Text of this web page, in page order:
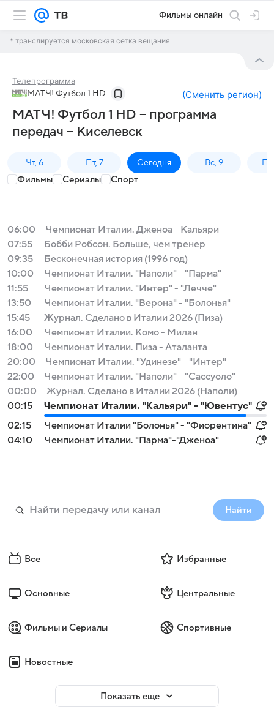
Фильмы онлайн
* транслируется московская сетка вещания
Телепрограмма
МАТЧ! Футбол 1 HD (Сменить регион)
МАТЧ! Футбол 1 HD – программа
передач – Киселевск
Чт, 6 Пт, 7 Сегодня Вс, 9
Фильмы Сериалы Спорт
06:00
Чемпионат Италии. Дженоа - Кальяри
07:55
Бобби Робсон. Больше, чем тренер
09:35
Бесконечная история (1996 год)
10:00
Чемпионат Италии. "Наполи" - "Парма"
11:55
Чемпионат Италии. "Интер" - "Лечче"
13:50
Чемпионат Италии. "Верона" - "Болонья"
15:45
Журнал. Сделано в Италии 2026 (Пиза)
16:00
Чемпионат Италии. Комо - Милан
18:00
Чемпионат Италии. Пиза - Аталанта
20:00
Чемпионат Италии. "Удинезе" - "Интер"
22:00
Чемпионат Италии. "Наполи" - "Сассуоло"
00:00
Журнал. Сделано в Италии 2026 (Наполи)
00:15
Чемпионат Италии. "Кальяри" - "Ювентус"
02:15
Чемпионат Италии "Болонья" - "Фиорентина"
04:10
Чемпионат Италии. "Парма"-"Дженоа"
Найти
Все Избранные
Основные Центральные
Фильмы и Сериалы Спортивные
Новостные
Показать еще